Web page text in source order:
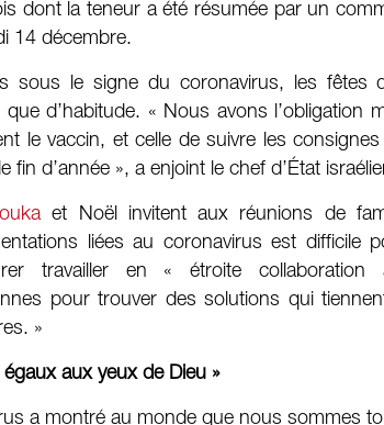
dont la teneur a été résumée par un
14 décembre.
sous le signe du coronavirus, les fêtes
que d’habitude. « Nous avons l’obligation
le vaccin, et celle de suivre les
fin d’année », a enjoint le chef d’État
et Noël invitent aux réunions de
liées au coronavirus est difficile
travailler en « étroite
pour trouver des solutions qui
»
égaux aux yeux de Dieu »
a montré au monde que nous sommes